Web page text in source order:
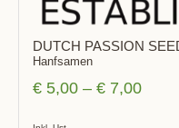
DUTCH PASSION
Hanfsamen
€ 5,00 –€ 7,00